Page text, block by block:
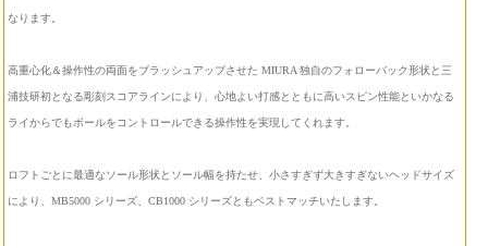
なります。
高重心化＆操作性の両面をブラッシュアップさせた MIURA 独自のフォローバック形状と三
浦技研初となる彫刻スコアラインにより、心地よい打感とともに高いスピン性能といかなる
ライからでもボールをコントロールできる操作性を実現してくれます。
ロフトごとに最適なソール形状とソール幅を持たせ、小さすぎず大きすぎないヘッドサイズ
により、MB5000 シリーズ、CB1000 シリーズともベストマッチいたします。